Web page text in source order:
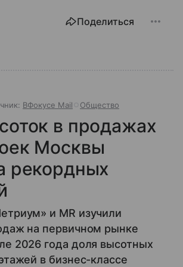
Поделиться
ВФокусе Mail Общество
в продажах
Москвы
рекордных
и MR изучили
на первичном рынке
2026 года доля высотных
в бизнес-классе